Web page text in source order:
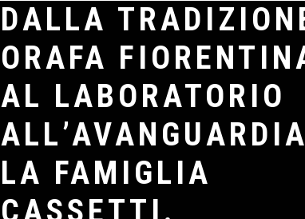
DALLA
ORAFA
AL LABORATORIO
LA FAMIGLIA